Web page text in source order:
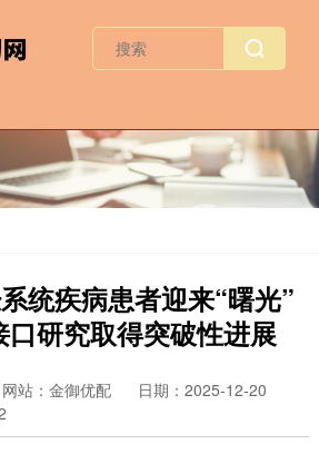
统疾病患者迎来“曙光”
研究取得突破性进展
网站：金御优配
日期：2025-12-20